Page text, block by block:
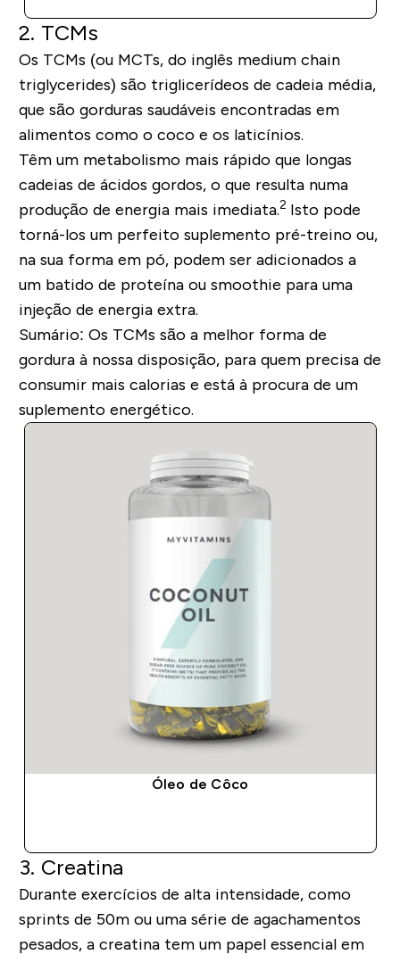
2. TCMs
Os TCMs (ou MCTs, do inglês medium chain
triglycerides) são triglicerídeos de cadeia média,
que são gorduras saudáveis encontradas em
alimentos como o coco e os laticínios.
Têm um metabolismo mais rápido que longas
cadeias de ácidos gordos, o que resulta numa
produção de energia mais imediata.2 Isto pode
torná-los um perfeito suplemento pré-treino ou,
na sua forma em pó, podem ser adicionados a
um batido de proteína ou smoothie para uma
injeção de energia extra.
Sumário: Os TCMs são a melhor forma de
gordura à nossa disposição, para quem precisa de
consumir mais calorias e está à procura de um
suplemento energético.
Óleo de Côco
3. Creatina
Durante exercícios de alta intensidade, como
sprints de 50m ou uma série de agachamentos
pesados, a creatina tem um papel essencial em